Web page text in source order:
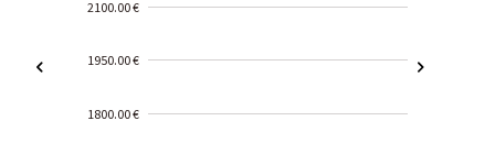
2100.00 €
1950.00 €
1800.00 €